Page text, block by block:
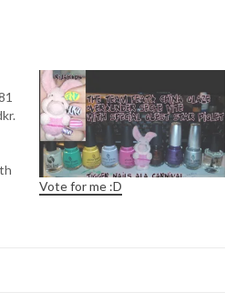
Vote for me :D